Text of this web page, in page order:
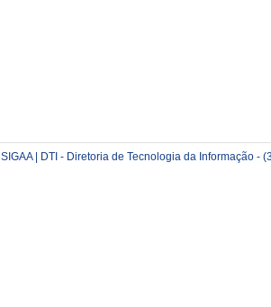
SIGAA | DTI - Diretoria de Tecnologia da Informação